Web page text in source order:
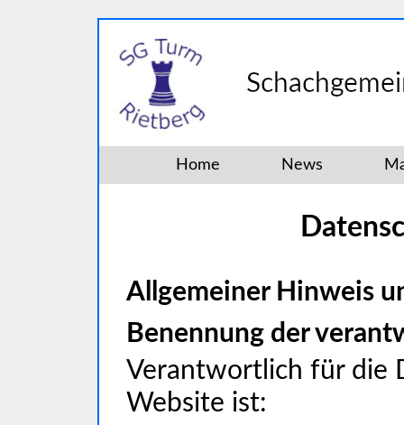
Home News
Allgemeiner Hinweis
Benennung der
Verantwortlich für die
Website ist: